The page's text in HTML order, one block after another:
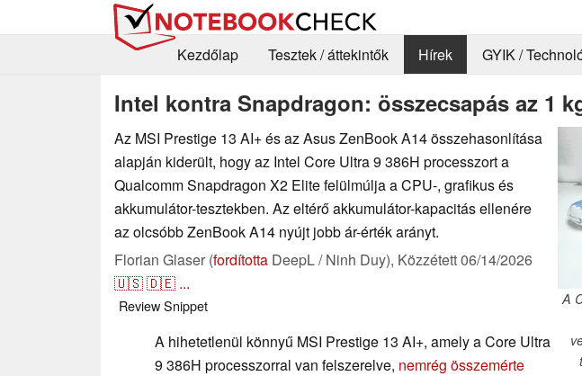
Kezdőlap
Tesztek / áttekintők Hírek GYIK /
Intel kontra Snapdragon: összecsapás az 1
A
Az MSI Prestige 13 AI+ és az Asus ZenBook A14 összehasonlítása
alapján kiderült, hogy az Intel Core Ultra 9 386H processzort a
Qualcomm Snapdragon X2 Elite felülmúlja a CPU-, grafikus és
akkumulátor-tesztekben. Az eltérő akkumulátor-kapacitás ellenére
az olcsóbb ZenBook A14 nyújt jobb ár-érték arányt.
Florian Glaser (fordította DeepL / Ninh Duy), Közzétett06/14/2026
🇺🇸🇩🇪 ...
Review Snippet
A hihetetlenül könnyű MSI Prestige 13 AI+, amely a Core Ultra
9 386H processzorral van felszerelve, nemrég összemérte